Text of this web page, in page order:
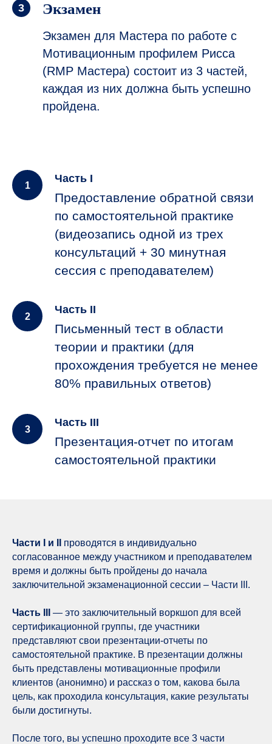
Экзамен
Экзамен для Мастера по работе с
Мотивационным профилем Рисса
(RMP Мастера) состоит из 3 частей,
каждая из них должна быть успешно
пройдена.
Часть I
Предоставление обратной связи
по самостоятельной практике
(видеозапись одной из трех
консультаций + 30 минутная
сессия с преподавателем)
Часть II
Письменный тест в области
теории и практики (для
прохождения требуется не менее
80% правильных ответов)
Часть III
Презентация-отчет по итогам
самостоятельной практики
Части I и II проводятся в индивидуально
согласованное между участником и преподавателем
время и должны быть пройдены до начала
заключительной экзаменационной сессии – Части III.
Часть III — это заключительный воркшоп для всей
сертификационной группы, где участники
представляют свои презентации-отчеты по
самостоятельной практике. В презентации должны
быть представлены мотивационные профили
клиентов (анонимно) и рассказ о том, какова была
цель, как проходила консультация, какие результаты
были достигнуты.
После того, вы успешно проходите все 3 части